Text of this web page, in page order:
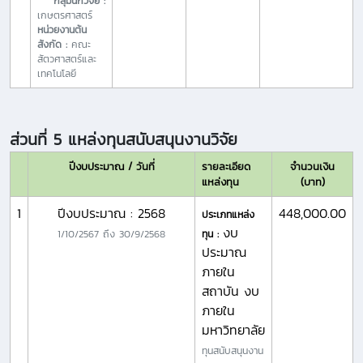
เกษตรศาสตร์
หน่วยงานต้น
สังกัด : คณะ
สัตวศาสตร์และ
เทคโนโลยี
ส่วนที่ 5 แหล่งทุนสนับสนุนงานวิจัย
ปีงบประมาณ / วันที่
รายละเอียด
แหล่งทุน
จำนวนเงิน
(บาท)
1 ปีงบประมาณ : 2568
1/10/2567 ถึง 30/9/2568
ประเภทแหล่ง
ทุน : งบ
ประมาณ
ภายใน
สถาบัน งบ
ภายใน
มหาวิทยาลัย
ทุนสนับสนุนงาน
448,000.00